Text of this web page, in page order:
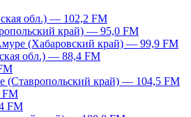
обл.) — 102,2 FM
край) — 95,0 FM
(Хабаровский край) — 99,9 FM
обл.) — 88,4 FM
(Ставропольский край) — 104,5 FM
FM
FM